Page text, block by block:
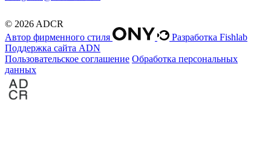
© 2026 ADCR
Автор фирменного стиля
Разработка Fishlab
Поддержка сайта ADN
Пользовательское соглашение Обработка персональных
данных